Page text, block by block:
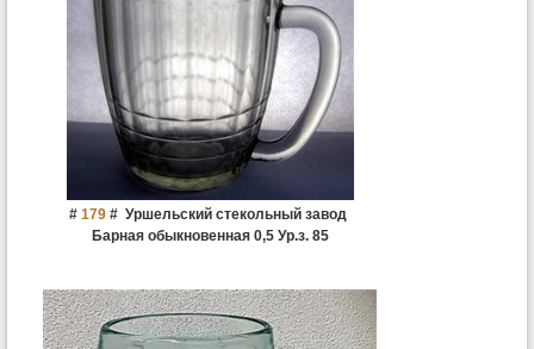
# 179 # Уршельский стекольный завод
Барная обыкновенная 0,5 Ур.з. 85